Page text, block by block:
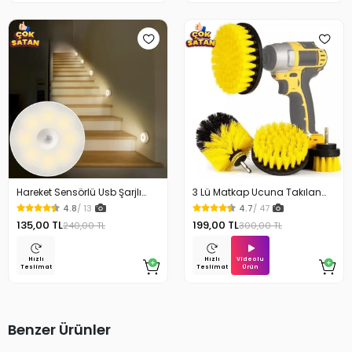
Hareket Sensörlü Usb Şarjlı
Beyaz Led Işık Lamba
4.8/ 13
135,00 TL240,00 TL
Hızlı
Teslimat
3 Lü Matkap Ucuna Takılan
Temizlik Fırça Seti
4.7/ 47
199,00 TL300,00 TL
Hızlı
Teslimat
Videolu
Ürün
Benzer Ürünler